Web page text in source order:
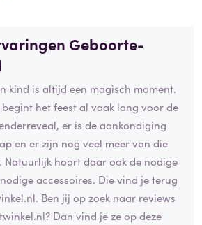
Geboorte-
kind is altijd een magisch moment.
het feest al vaak lang voor de
er is de aankondiging
en er zijn nog veel meer van die
Natuurlijk hoort daar ook de nodige
accessoires. Die vind je terug
Ben jij op zoek naar reviews
Dan vind je ze op deze